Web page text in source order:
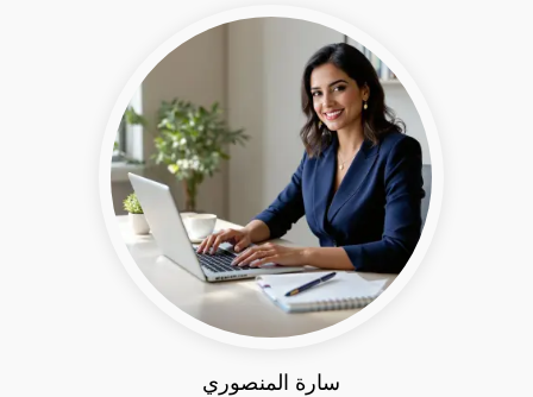
سارة المنصوري